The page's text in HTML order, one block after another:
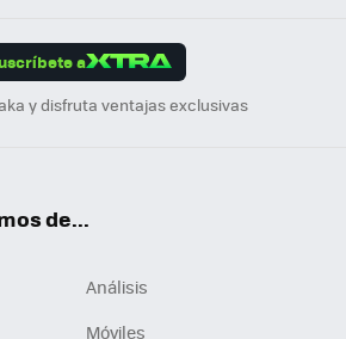
a
y disfruta ventajas exclusivas
de...
Análisis
Móviles